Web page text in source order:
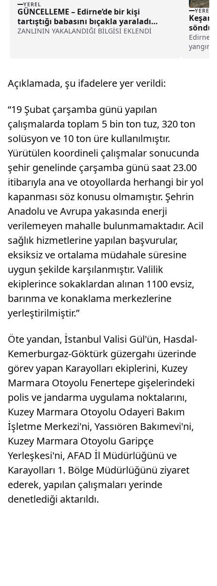
YEREL
GÜNCELLEME – Edirne’de bir kişi
tartıştığı babasını bıçakla yaraladı
haberi
ZANLININ YAKALANDIĞI BİLGİSİ EKLENDİ
YEREL
yangın
Açıklamada, şu ifadelere yer verildi:
“19 Şubat çarşamba günü yapılan
çalışmalarda toplam 5 bin ton tuz, 320 ton
solüsyon ve 10 ton üre kullanılmıştır.
Yürütülen koordineli çalışmalar sonucunda
şehir genelinde çarşamba günü saat 23.00
itibarıyla ana ve otoyollarda herhangi bir yol
kapanması söz konusu olmamıştır. Şehrin
Anadolu ve Avrupa yakasında enerji
verilemeyen mahalle bulunmamaktadır. Acil
sağlık hizmetlerine yapılan başvurular,
eksiksiz ve ortalama müdahale süresine
uygun şekilde karşılanmıştır. Valilik
ekiplerince sokaklardan alınan 1100 evsiz,
barınma ve konaklama merkezlerine
yerleştirilmiştir.”
Öte yandan, İstanbul Valisi Gül'ün, Hasdal-
Kemerburgaz-Göktürk güzergahı üzerinde
görev yapan Karayolları ekiplerini, Kuzey
Marmara Otoyolu Fenertepe gişelerindeki
polis ve jandarma uygulama noktalarını,
Kuzey Marmara Otoyolu Odayeri Bakım
İşletme Merkezi'ni, Yassıören Bakımevi'ni,
Kuzey Marmara Otoyolu Garipçe
Yerleşkesi'ni, AFAD İl Müdürlüğünü ve
Karayolları 1. Bölge Müdürlüğünü ziyaret
ederek, yapılan çalışmaları yerinde
denetlediği aktarıldı.